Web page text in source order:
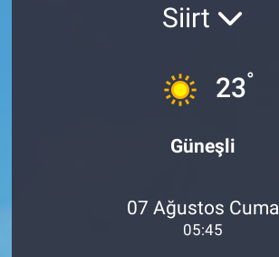
Siirt
23°
Güneşli
07 Ağustos Cuma
05:45